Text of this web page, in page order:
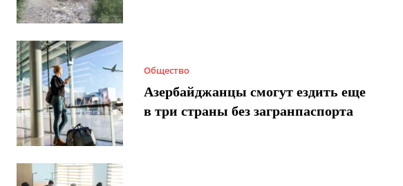
Общество
Азербайджанцы смогут ездить еще
в три страны без загранпаспорта